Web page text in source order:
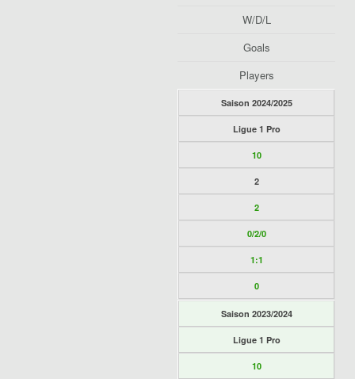
W/D/L
Goals
Players
Saison 2024/2025
Ligue 1 Pro
10
2
2
0/2/0
1:1
0
Saison 2023/2024
Ligue 1 Pro
10